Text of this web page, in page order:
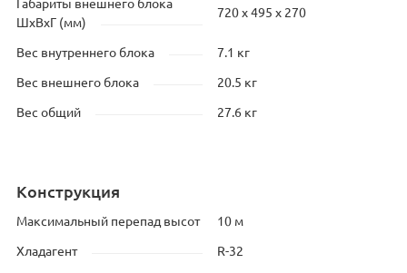
Габариты внешнего блока
ШхВхГ (мм)
720 x 495 x 270
Вес внутреннего блока 7.1 кг
Вес внешнего блока 20.5 кг
Вес общий 27.6 кг
Конструкция
Максимальный перепад высот 10 м
Хладагент R-32